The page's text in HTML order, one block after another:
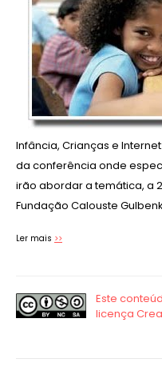
Infância, Crianças e
da conferência onde
irão abordar a temática, a
Fundação Calouste
Ler mais >>